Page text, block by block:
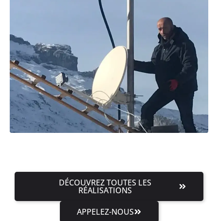
DÉCOUVREZ TOUTES LES
RÉALISATIONS
APPELEZ-NOUS